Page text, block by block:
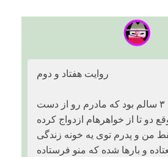
روایت هفتاد و دوم
من ۲۳ سالمه، ۳ سالم بود که مادرم رو از دست
دو تا از خواهرهام ازدواج کرده
من و پدرم توی یه خونه زندگی
و بارها شده که منو فرستاده